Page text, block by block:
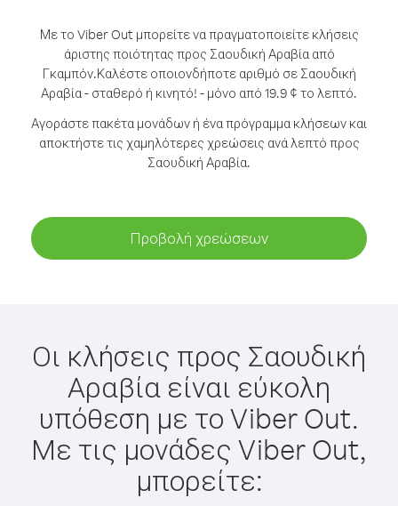
Με το Viber Out μπορείτε να πραγματοποιείτε κλήσεις
άριστης ποιότητας προς Σαουδική Αραβία από
Γκαμπόν.Καλέστε οποιονδήποτε αριθμό σε Σαουδική
Αραβία - σταθερό ή κινητό! - μόνο από 19.9 ¢ το λεπτό.
Αγοράστε πακέτα μονάδων ή ένα πρόγραμμα κλήσεων και
αποκτήστε τις χαμηλότερες χρεώσεις ανά λεπτό προς
Σαουδική Αραβία.
Προβολή χρεώσεων
Οι κλήσεις προς Σαουδική
Αραβία είναι εύκολη
υπόθεση με το Viber Out.
Με τις μονάδες Viber Out,
μπορείτε: